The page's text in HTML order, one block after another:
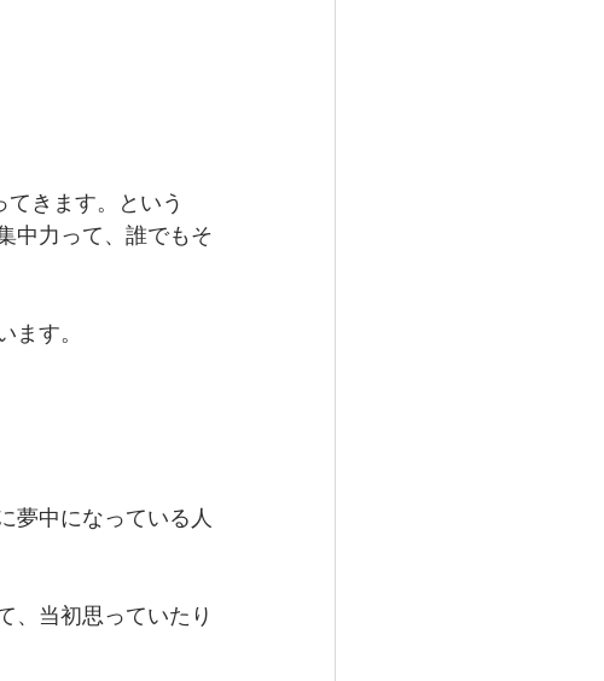
てきます。という
中力って、誰でもそ
ます。
夢中になっている人
、当初思っていたり